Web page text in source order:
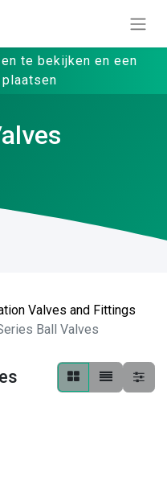
te bekijken en een
Valves and Fittings
Ball Valves